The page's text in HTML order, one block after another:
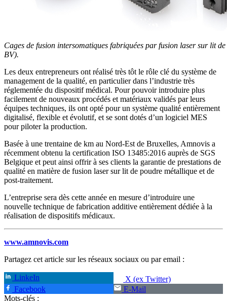
Cages de fusion intersomatiques fabriquées par fusion laser sur lit
BV).
Les deux entrepreneurs ont réalisé très tôt le rôle clé du système de
management de la qualité, en particulier dans l’industrie très
réglementée du dispositif médical. Pour pouvoir introduire plus
facilement de nouveaux procédés et matériaux validés par leurs
équipes techniques, ils ont opté pour un système qualité entièrement
digitalisé, flexible et évolutif, et se sont dotés d’un logiciel MES
pour piloter la production.
Basée à une trentaine de km au Nord-Est de Bruxelles, Amnovis a
récemment obtenu la certification ISO 13485:2016 auprès de SGS
Belgique et peut ainsi offrir à ses clients la garantie de prestations de
qualité en matière de fusion laser sur lit de poudre métallique et de
post-traitement.
L’entreprise sera dès cette année en mesure d’introduire une
nouvelle technique de fabrication additive entièrement dédiée à la
réalisation de dispositifs médicaux.
www.amnovis.com
Partagez cet article sur les réseaux sociaux ou par email :
LinkeIn
X (ex Twitter)
Facebook
E-Mail
Mots-clés :